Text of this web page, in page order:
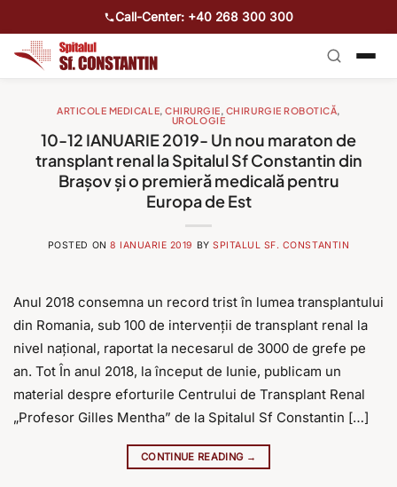
Call-Center: +40 268 300 300
ARTICOLE MEDICALE,CHIRURGIE, CHIRURGIE ROBOTICĂ,
UROLOGIE
10-12 IANUARIE 2019- Un nou maraton de
transplant renal la Spitalul Sf Constantin din
Braşov şi o premieră medicală pentru
Europa de Est
POSTED ON8 IANUARIE 2019 BYSPITALUL SF. CONSTANTIN
Anul 2018 consemna un record trist în lumea transplantului
din Romania, sub 100 de intervenţii de transplant renal la
nivel naţional, raportat la necesarul de 3000 de grefe pe
an. Tot În anul 2018, la început de Iunie, publicam un
material despre eforturile Centrului de Transplant Renal
„Profesor Gilles Mentha” de la Spitalul Sf Constantin […]
CONTINUE READING →